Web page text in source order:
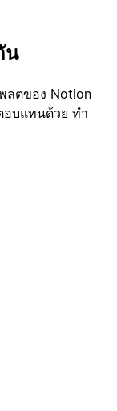
น
ลตของ Notion
อบแทนด้วย ทำ